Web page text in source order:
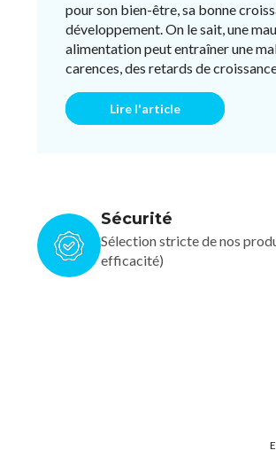
pour son bien-être, sa bonne
développement. On le sait, une
alimentation peut entraîner une
carences, des retards de
Lire l'article
Sécurité
Sélection stricte de nos
efficacité)